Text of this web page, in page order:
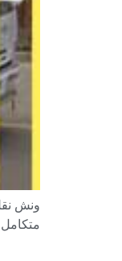
ونش